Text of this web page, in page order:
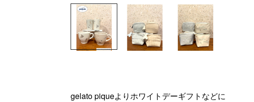
gelato piqueよりホワイトデーギフトなどに